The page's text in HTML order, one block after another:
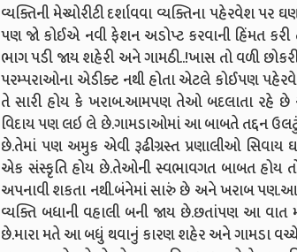
વ્યક્તિની મેચ્યોરીટી દર્શાવવા વ્યક્તિના પહેરવેશ
પણ જો કોઈએ નવી ફેશન અડોપ્ટ કરવાની હિંમત
ભાગ પડી જાય શહેરી અને ગામઠી..!ખાસ તો વળી
પરમ્પરાઓના એડીક્ટ નથી હોતા એટલે કોઈપણ
તે સારી હોય કે ખરાબ.આમપણ તેઓ બદલાતા રહે
વિદાય પણ લઇ લે છે.ગામડાઓમાં આ બાબતે તદ્દન ઉલટું
છે.તેમાં પણ અમુક એવી રૂઢીગ્રસ્ત પ્રણાલીઓ સિવાય
એક સંસ્કૃતિ હોય છે.તેઓની સ્વભાવગત બાબત
અપનાવી શકતા નથી.બંનેમાં સારું છે અને ખરાબ
વ્યક્તિ બધાની વહાલી બની જાય છે.છતાંપણ આ વાત
છે.મારા મતે આ બધું થવાનું કારણ શહેર અને ગામડા